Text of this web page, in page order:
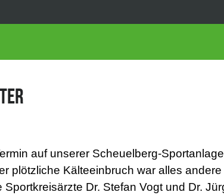
auf unserer Scheuelberg-
plötzliche Kälteeinbruch war alles andere
Dr. Stefan Vogt und Dr.